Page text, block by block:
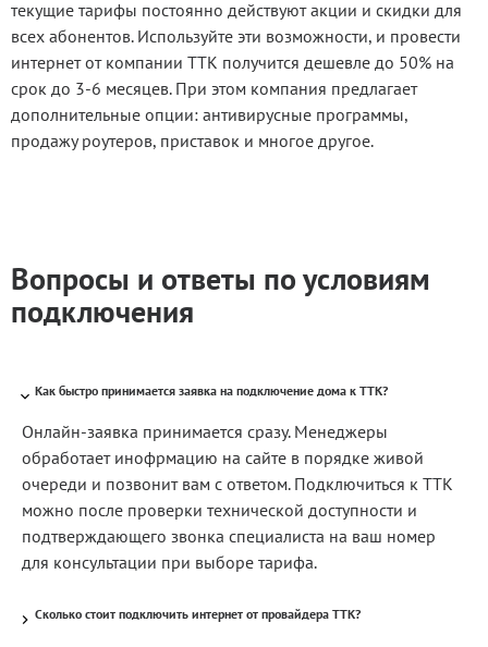
текущие тарифы постоянно действуют акции и скидки для
всех абонентов. Используйте эти возможности, и провести
интернет от компании ТТК получится дешевле до 50% на
срок до 3-6 месяцев. При этом компания предлагает
дополнительные опции: антивирусные программы,
продажу роутеров, приставок и многое другое.
Вопросы и ответы по условиям
подключения
Как быстро принимается заявка на подключение дома к ТТК?
Онлайн-заявка принимается сразу. Менеджеры
обработает инофрмацию на сайте в порядке живой
очереди и позвонит вам с ответом. Подключиться к ТТК
можно после проверки технической доступности и
подтверждающего звонка специалиста на ваш номер
для консультации при выборе тарифа.
Сколько стоит подключить интернет от провайдера ТТК?